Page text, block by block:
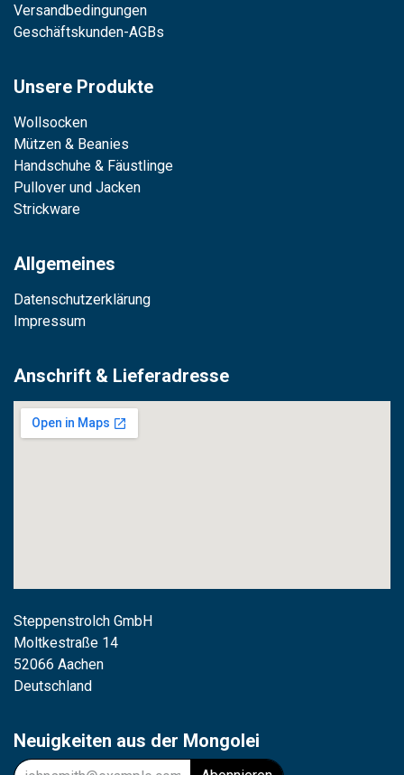
Versandbedingungen
Geschäftskunden-AGBs
Unsere Produkte
Wollsocken
Mützen & Beanies
Handschuhe & Fäustlinge
Pullover und Jacken
Strickware
Allgemeines
Datenschutzerklärung
Impressum
Anschrift & Lieferadresse
Steppenstrolch GmbH
Moltkestraße 14
52066 Aachen
Deutschland
Neuigkeiten aus der Mongolei